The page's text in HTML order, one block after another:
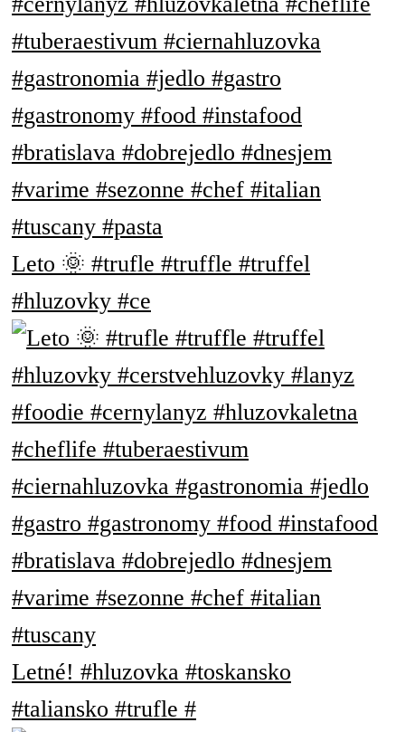
Leto 🌞 #trufle #truffle #truffel
#hluzovky #ce
Letné! #hluzovka #toskansko
#taliansko #trufle #